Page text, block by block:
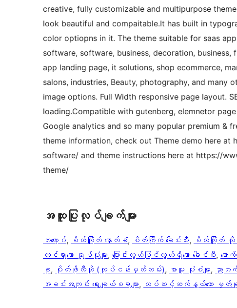
creative, fully customizable and multipurpose
look beautiful and compaitable.It has built in
color optiopns in it. The theme suitable for saas
software, software, business, decoration,
app landing page, it solutions, shop ecommerce,
salons, industries, Beauty, photography, and many
image options. Full Width responsive page layout.
loading.Compatible with gutenberg, elemnetor
Google analytics and so many popular premium &
theme information, check out Theme demo here
software/ and theme instructions here at https://
theme/
အ​ထူး​ပြု​လုပ်​ချက်​များ
ဘလော့ဂ်, စိတ်ကြိုက် နောက်ခံ, စိတ်ကြိုက် ခေါင်းစီး, စိတ်ကြိုက်
ထင်ရှားသော ရုပ်ပုံများ, ပြောင်းလွယ်ပြင်လွယ်ရှိသော ခေါင်းစီး, အော
ခု, ပိုတ်ဖိုလီယို (လုပ်ငန်းမှတ်တမ်း), စာမူ ပုံစံများ, ညာဘက်
အခင်းအကျင်း ရွေးချယ်စရာများ, ထပ်ဆင့်ဆက်နွယ်သော မှတ်ချက်